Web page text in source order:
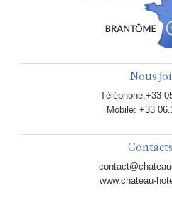
Nous
Téléphone:+33
Mobile: +33
www.chateau-